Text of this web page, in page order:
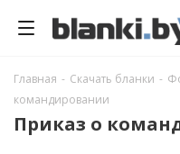
Главная - Скачать бланки -
командировании
Приказ о